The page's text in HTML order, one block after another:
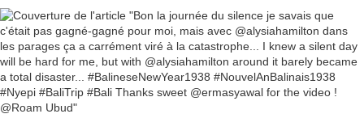
disaster... #BalineseNewYear1938
#NouvelAnBalinais1938 #Nyepi #BaliTrip #Bali
Thanks sweet @ermasyawal for the video !
@Roam Ubud